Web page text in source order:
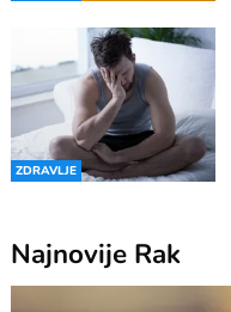
ZDRAVLJE
Najnovije Rak